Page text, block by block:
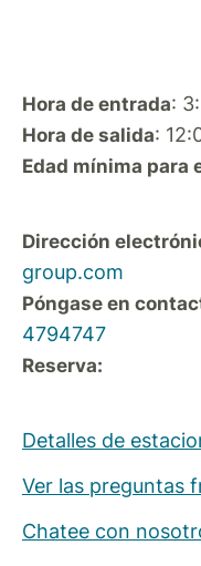
Hora de entrada:
Hora de salida:
Edad mínima para
Dirección
group.com
Póngase en
4794747
Reserva:
Detalles de
Ver las preguntas
Chatee con